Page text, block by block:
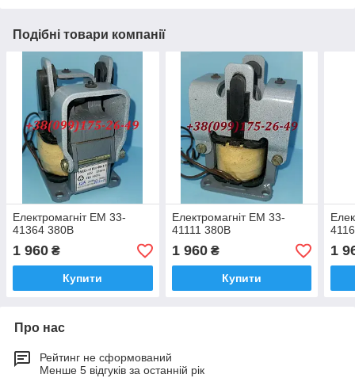
Подібні товари компанії
Електромагніт ЕМ 33-
41364 380В
1 960 ₴
Купити
Електромагніт ЕМ 33-
41111 380В
1 960₴
Купити
1
Про нас
Рейтинг не сформований
Менше 5 відгуків за останній рік